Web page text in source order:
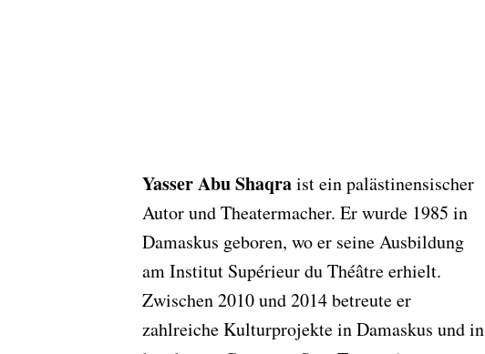
Yasser Abu Shaqraist ein palästinensischer
Autor und Theatermacher. Er wurde 1985 in
Damaskus geboren, wo er seine Ausbildung
am Institut Supérieur du Théâtre erhielt.
Zwischen 2010 und 2014 betreute er
zahlreiche Kulturprojekte in Damaskus und in